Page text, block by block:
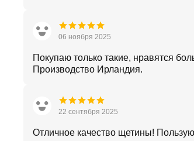
06 ноября 2025
Покупаю только такие, нравятся
Производство Ирландия.
22 сентября 2025
Отличное качество щетины!